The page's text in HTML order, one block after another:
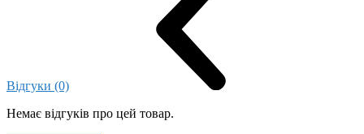
Відгуки (0)
Немає відгуків про цей товар.